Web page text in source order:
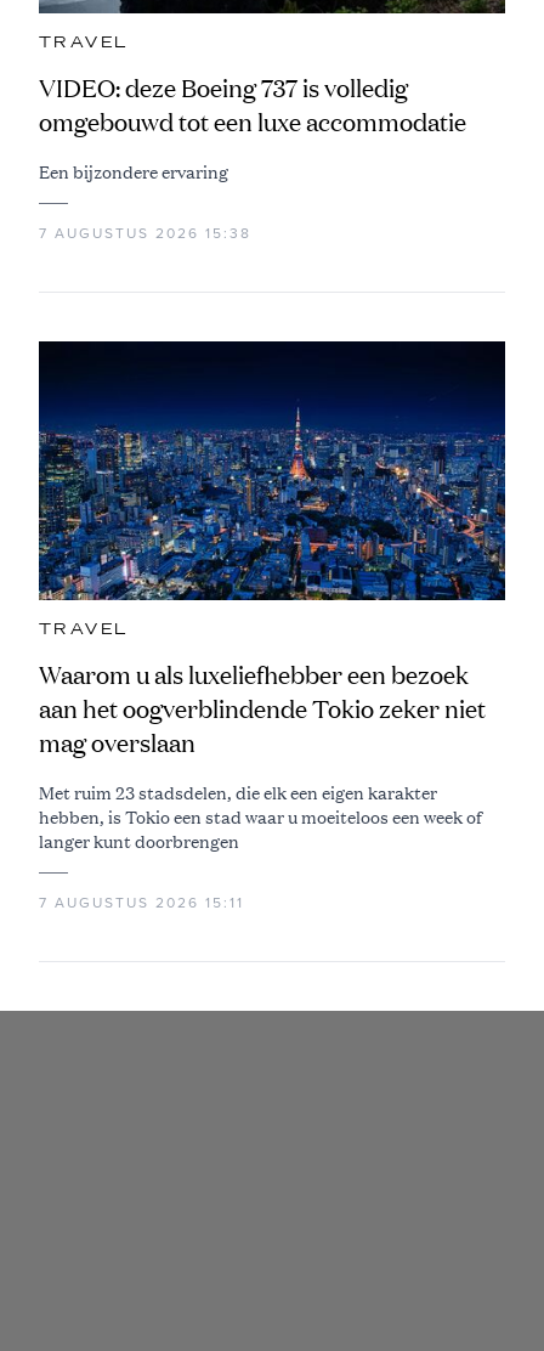
TRAVEL
VIDEO: deze Boeing 737 is volledig
omgebouwd tot een luxe accommodatie
Een bijzondere ervaring
7 AUGUSTUS 2026 15:38
TRAVEL
Waarom u als luxeliefhebber een bezoek
aan het oogverblindende Tokio zeker niet
mag overslaan
Met ruim 23 stadsdelen, die elk een eigen karakter
hebben, is Tokio een stad waar u moeiteloos een week of
langer kunt doorbrengen
7 AUGUSTUS 2026 15:11